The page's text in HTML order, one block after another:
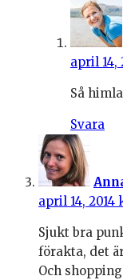
april 14,
Så
Svara
april 14, 2014
Sjukt bra
förakta, det
Och